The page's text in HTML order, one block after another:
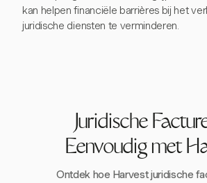
kan helpen financiële barrières bij het
juridische diensten te verminderen.
Juridische
Eenvoudig met
Ontdek hoe Harvest juridische